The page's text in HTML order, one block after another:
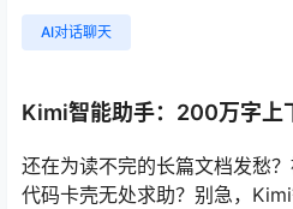
AI对话聊天
Kimi智能助手：200万字上
还在为读不完的长篇文档发愁
代码卡壳无处求助？别急，